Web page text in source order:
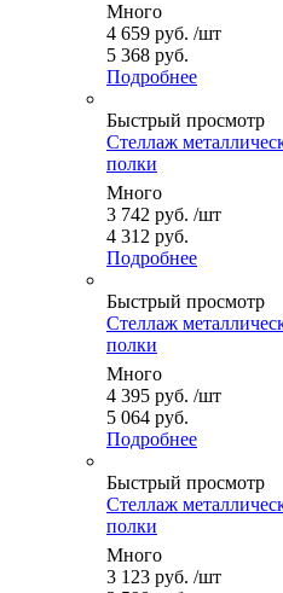
Много
4 659 руб. /шт
5 368 руб.
Подробнее
Быстрый просмотр
Стеллаж
полки
Много
3 742 руб. /шт
4 312 руб.
Подробнее
Быстрый просмотр
Стеллаж
полки
Много
4 395 руб. /шт
5 064 руб.
Подробнее
Быстрый просмотр
Стеллаж
полки
Много
3 123 руб. /шт